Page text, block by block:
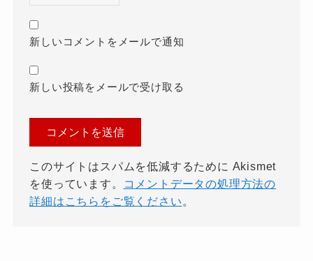
新しいコメントをメールで通知
新しい投稿をメールで受け取る
このサイトはスパムを低減するために Akismet
を使っています。
コメントデータの処理方法の
詳細はこちらをご覧ください 。